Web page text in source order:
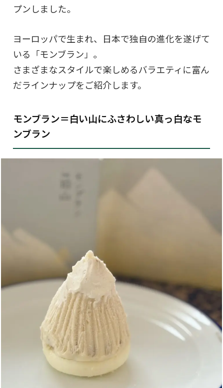
プンしました。
ヨーロッパで生まれ、日本で独自の進化を遂げて
いる「モンブラン」。
さまざまなスタイルで楽しめるバラエティに富ん
だラインナップをご紹介します。
モンブラン＝白い山にふさわしい真っ白なモ
ンブラン